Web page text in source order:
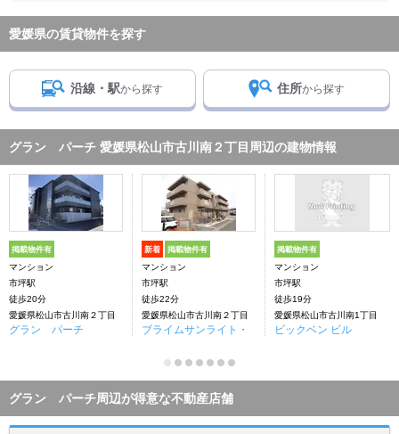
愛媛県の賃貸物件を探す
沿線・駅から探す 住所から探す
グラン パーチ 愛媛県松山市古川南２丁目周辺の建物情報
掲載物件有
マンション
市坪駅
徒歩20分
愛媛県松山市古川南２丁目
グラン パーチ
新着 掲載物件有
マンション
市坪駅
徒歩22分
愛媛県松山市古川南２丁目
ブライムサンライト・
掲載物件有
マンション
市坪駅
徒歩19分
愛媛県松山市古川南1丁目
ビックベン ビル
グラン パーチ周辺が得意な不動産店舗